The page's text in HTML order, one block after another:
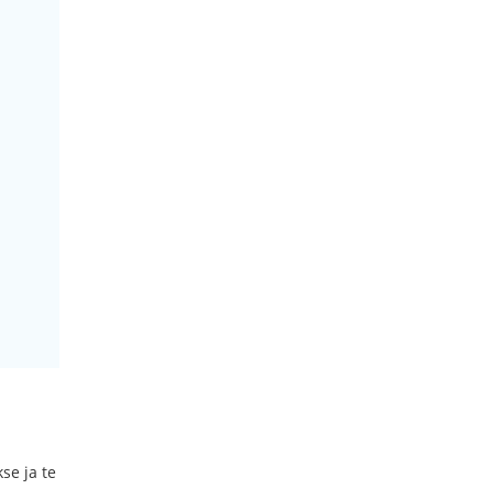
ja te